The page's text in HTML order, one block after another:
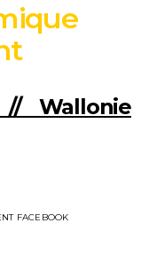
// Wallonie
FACEBOOK